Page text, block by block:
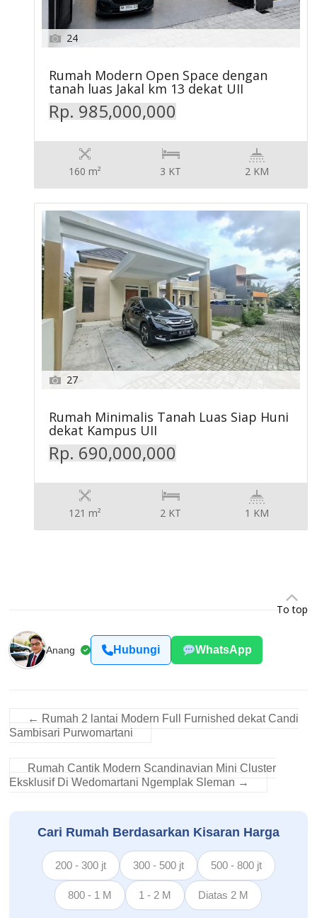
24
Rumah Modern Open Space dengan
tanah luas Jakal km 13 dekat UII
Rp. 985,000,000
160 m² 3 KT 2 KM
27
Rumah Minimalis Tanah Luas Siap Huni
dekat Kampus UII
Rp. 690,000,000
121 m² 2 KT 1 KM
To top
Anang Hubungi WhatsApp
← Rumah 2 lantai Modern Full Furnished dekat Candi
Sambisari Purwomartani
Rumah Cantik Modern Scandinavian Mini Cluster
Eksklusif Di Wedomartani Ngemplak Sleman →
Cari Rumah Berdasarkan Kisaran Harga
200 - 300 jt 300 - 500 jt 500 - 800 jt
800 - 1 M 1 - 2 M Diatas 2 M